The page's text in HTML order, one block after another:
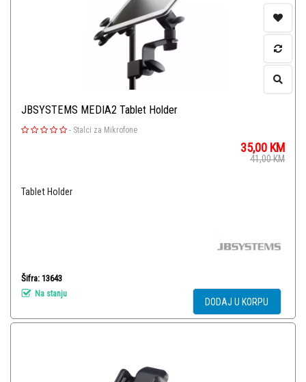
JBSYSTEMS MEDIA2 Tablet Holder
- Stalci za Mikrofone
35,00 KM
41,00KM
Tablet Holder
Šifra: 13643
Na stanju
DODAJ U KORPU